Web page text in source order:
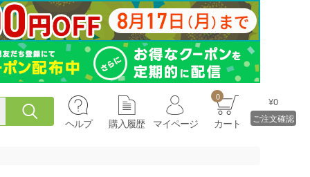
ヘルプ 購入履歴 マイページ
0
カート
¥0
ご注文確認